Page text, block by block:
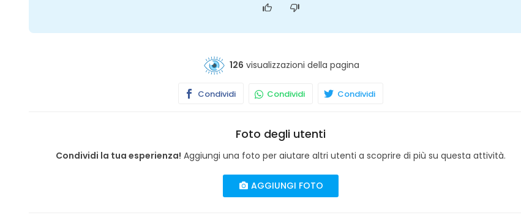
126 visualizzazioni della pagina
Condividi Condividi Condividi
Foto degli utenti
Condividi la tua esperienza! Aggiungi una foto per aiutare altri utenti a scoprire di più su questa attività.
AGGIUNGI FOTO